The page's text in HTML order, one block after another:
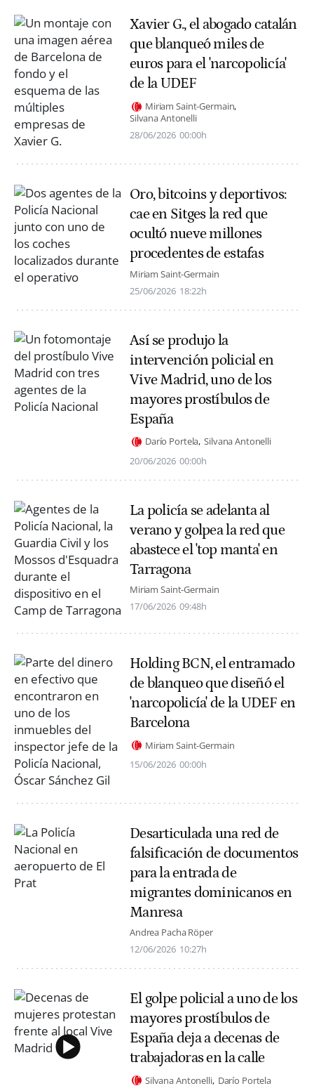
Xavier G., el abogado catalán
que blanqueó miles de
euros para el 'narcopolicía'
de la UDEF
Miriam Saint-Germain
Silvana Antonelli
28/06/2026 00:00h
Oro, bitcoins y deportivos:
cae en Sitges la red que
ocultó nueve millones
procedentes de estafas
Miriam Saint-Germain
25/06/2026 18:22h
Así se produjo la
intervención policial en
Vive Madrid, uno de los
mayores prostíbulos de
España
Darío Portela Silvana Antonelli
20/06/2026 00:00h
La policía se adelanta al
verano y golpea la red que
abastece el 'top manta' en
Tarragona
Miriam Saint-Germain
17/06/2026 09:48h
Holding BCN, el entramado
de blanqueo que diseñó el
'narcopolicía' de la UDEF en
Barcelona
Miriam Saint-Germain
15/06/2026 00:00h
Desarticulada una red de
falsificación de documentos
para la entrada de
migrantes dominicanos en
Manresa
Andrea Pacha Röper
12/06/2026 10:27h
El golpe policial a uno de los
mayores prostíbulos de
España deja a decenas de
trabajadoras en la calle
Silvana Antonelli Darío Portela